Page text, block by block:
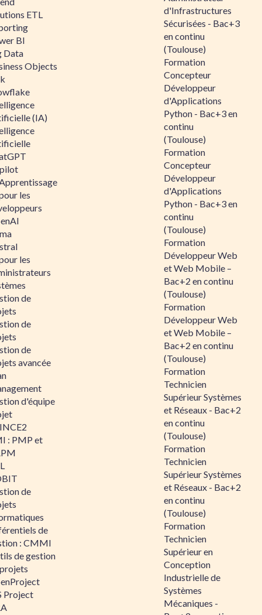
ETL
BI
Data
Objects
(IA)
les
les
de
de
de
avancée
d'équipe
: PMP et
de
de
: CMMI
de gestion
Project
d'Infrastructures
Sécurisées - Bac+3
en continu
(Toulouse)
Formation
Concepteur
Développeur
d'Applications
Python - Bac+3 en
continu
(Toulouse)
Formation
Concepteur
Développeur
d'Applications
Python - Bac+3 en
continu
(Toulouse)
Formation
Développeur Web
et Web Mobile –
Bac+2 en continu
(Toulouse)
Formation
Développeur Web
et Web Mobile –
Bac+2 en continu
(Toulouse)
Formation
Technicien
Supérieur Systèmes
et Réseaux - Bac+2
en continu
(Toulouse)
Formation
Technicien
Supérieur Systèmes
et Réseaux - Bac+2
en continu
(Toulouse)
Formation
Technicien
Supérieur en
Conception
Industrielle de
Systèmes
Mécaniques -